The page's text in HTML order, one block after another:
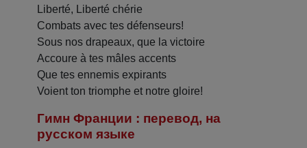
Liberté, Liberté chérie
Combats avec tes défenseurs!
Sous nos drapeaux, que la victoire
Accoure à tes mâles accents
Que tes ennemis expirants
Voient ton triomphe et notre gloire!
Гимн Франции : перевод, на
русском языке